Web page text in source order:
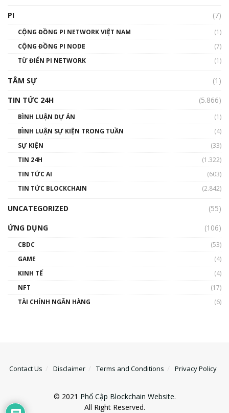
Talkshow 14: MemeCoin – Trò đùa tỷ đô
01:29:26
PI (7)
CỘNG ĐỒNG PI NETWORK VIỆT NAM
(1)
CỘNG ĐỒNG PI NODE
(7)
TỪ ĐIỂN PI NETWORK
(1)
TÂM SỰ
(1)
TIN TỨC 24H
(5.866)
BÌNH LUẬN DỰ ÁN
(1)
BÌNH LUẬN SỰ KIỆN TRONG TUẦN
(4)
SỰ KIỆN
(33)
TIN 24H
(1.322)
TIN TỨC AI
(603)
TIN TỨC BLOCKCHAIN
(2.842)
UNCATEGORIZED
(55)
ỨNG DỤNG
(106)
CBDC
(53)
GAME
(4)
KINH TẾ
(4)
NFT
(17)
TÀI CHÍNH NGÂN HÀNG
(6)
Contact Us Disclaimer Terms and Conditions Privacy Policy
© 2021 Phổ Cập Blockchain Website.
All Right Reserved.